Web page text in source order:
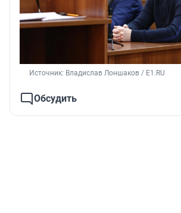
Источник: Владислав Лоншаков / E1.RU
Обсудить